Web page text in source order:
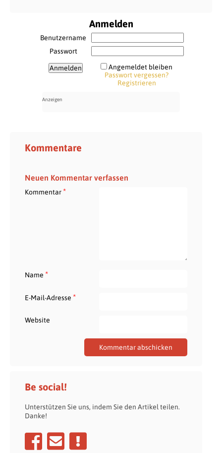
Anmelden
Benutzername
Passwort
Angemeldet bleiben
Passwort vergessen?
Registrieren
Kommentare
Neuen Kommentar verfassen
Kommentar*
Name *
E-Mail-Adresse *
Website
Be social!
Unterstützen Sie uns, indem Sie den Artikel teilen.
Danke!